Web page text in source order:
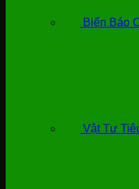
Biển Báo
Vật Tư